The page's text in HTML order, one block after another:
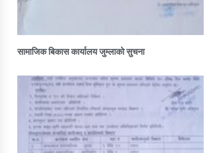
सामाजिक बिकास कार्यालय जुम्लाकाे सुचना